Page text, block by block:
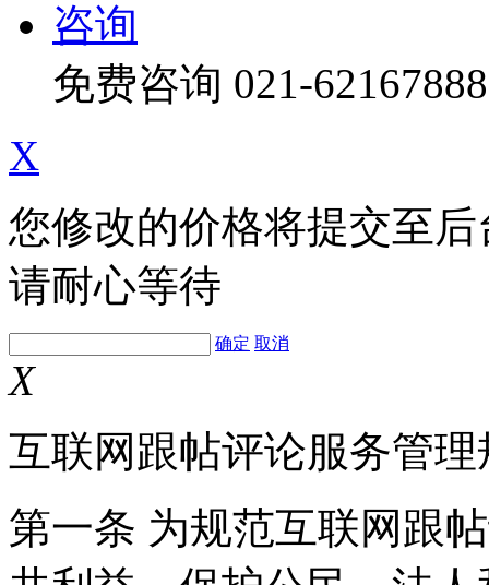
咨询
免费咨询 021-62167888
X
您修改的价格将提交至
请耐心等待
确定 取消
X
互联网跟帖评论服务管理
第一条 为规范互联网跟